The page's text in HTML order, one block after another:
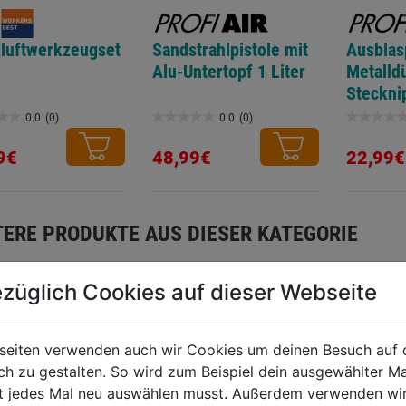
0.0 (0)
Sandstrahlpistole mit
Alu-Untertopf 1 Liter
0.0 (0)
von
48,99€
von
22,99€
PRODUKTE AUS DIESER KATEGORIE
Cookies auf dieser Webseite
verwenden auch wir Cookies um deinen Besuch auf
zu gestalten. So wird zum Beispiel dein ausgewählter
Mal neu auswählen musst. Außerdem verwenden